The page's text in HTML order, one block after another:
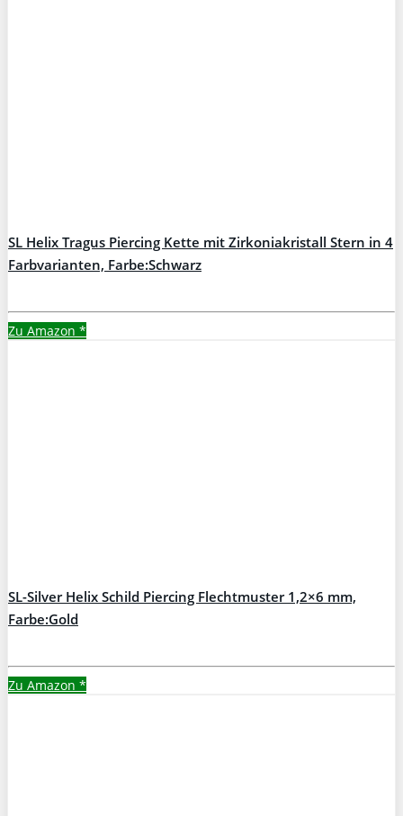
SL Helix Tragus Piercing Kette mit Zirkoniakristall Stern in 4
Farbvarianten, Farbe:Schwarz
Zu Amazon *
SL-Silver Helix Schild Piercing Flechtmuster 1,2×6 mm,
Farbe:Gold
Zu Amazon *